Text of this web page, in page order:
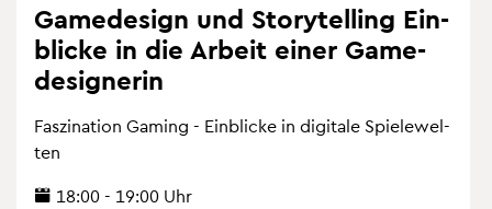
Ga­me­de­sign und Sto­ry­tel­ling Ein­
bli­cke in die Ar­beit einer Ga­me­
de­si­gne­rin
Fas­zi­na­ti­on Ga­ming - Ein­bli­cke in di­gi­ta­le Spie­le­wel­
ten
18:00 - 19:00 Uhr